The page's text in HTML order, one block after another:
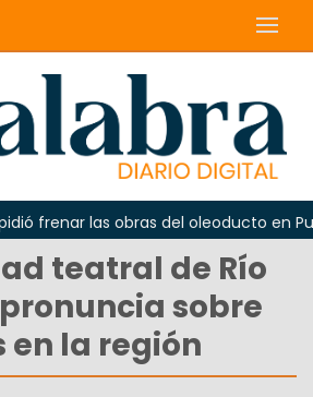
las obras del oleoducto en Punta
teatral de Río
sobre
en la región